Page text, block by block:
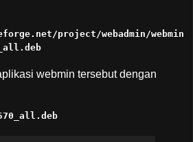
project/webadmin/webmin
webmin tersebut dengan